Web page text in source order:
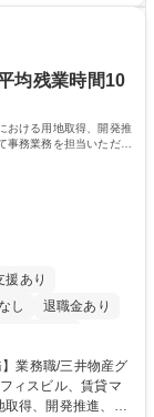
均残業時間10
おける用地取得、開発推
務業務を担当いただき
援あり
し
退職金あり
得、開発推進、賃